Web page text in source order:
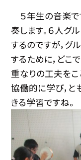
５年生の音楽で
奏します。６人グ
するのですが，グ
するために，どこ
重なりの工夫をこ
協働的に学び，と
きる学習ですね。